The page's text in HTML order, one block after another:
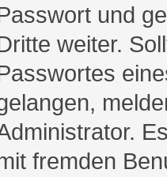
und
weiter.
fremden